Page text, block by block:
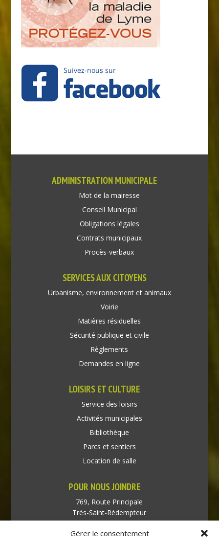
Gérer le consentement
ADMINISTRATION MUNICIPALE
Mot de la mairesse
Conseil Municipal
Obligations légales
Contrats municipaux
Procès-verbaux
SERVICES AUX CITOYENS
Urbanisme, environnement et animaux
Voirie
Matières résiduelles
Sécurité publique et civile
Règlements
Demandes en ligne
LOISIRS ET CULTURE
Service des loisirs
Activités municipales
Bibliothèque
Parcs et sentiers
Location de salle
POUR NOUS JOINDRE
769, Route Principale
Très-Saint-Rédempteur
Québec J0P 1P1